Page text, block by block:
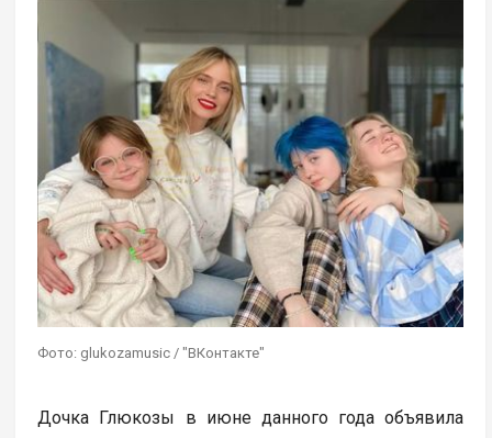
Фото: glukozamusic / "ВКонтакте"
Дочка Глюкозы в июне данного года объявила